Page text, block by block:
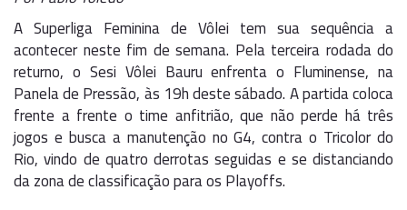
A Superliga Feminina de Vôlei tem sua sequência a
acontecer neste fim de semana. Pela terceira rodada do
returno, o Sesi Vôlei Bauru enfrenta o Fluminense, na
Panela de Pressão, às 19h deste sábado. A partida coloca
frente a frente o time anfitrião, que não perde há três
jogos e busca a manutenção no G4, contra o Tricolor do
Rio, vindo de quatro derrotas seguidas e se distanciando
da zona de classificação para os Playoffs.